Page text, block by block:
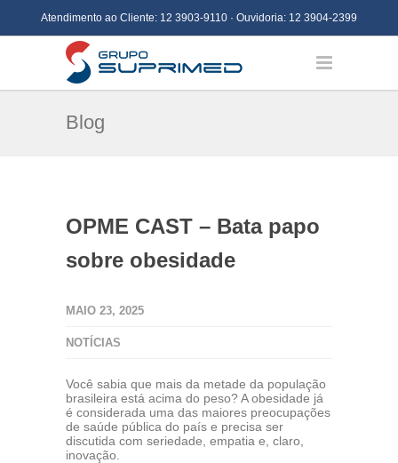
Atendimento ao Cliente: 12 3903-9110 · Ouvidoria: 12 3904-2399
Blog
OPME CAST – Bata papo
sobre obesidade
MAIO 23, 2025
NOTÍCIAS
Você sabia que mais da metade da população
brasileira está acima do peso? A obesidade já
é considerada uma das maiores preocupações
de saúde pública do país e precisa ser
discutida com seriedade, empatia e, claro,
inovação.